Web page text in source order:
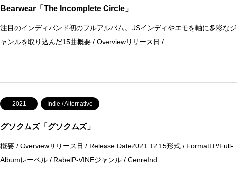
Bearwear「The Incomplete Circle」
注目のインディバンド初のフルアルバム。USインディやエモを軸に多彩なジ
ャンルを取り込んだ15曲概要 / Overviewリリース日 /…
2021 Indie / Alternative
グソクムズ「グソクムズ」
概要 / Overviewリリース日 / Release Date2021.12.15形式 / FormatLP/Full-
Albumレーベル / RabelP-VINEジャンル / GenreInd…